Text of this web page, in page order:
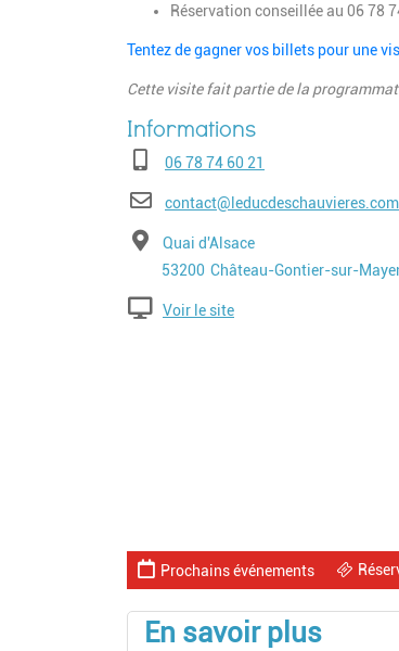
Réservation conseillée au 06 78
Tentez de gagner vos billets pour une
Cette visite fait partie de la
Téléphone06 78 74 60 21
E-mailcontact@leducdeschauvieres.com
AdresseQuai d'Alsace
Code postal
53200 Ville
Château-Gontier-sur-
Voir le site
Prochains événements
En savoir plus